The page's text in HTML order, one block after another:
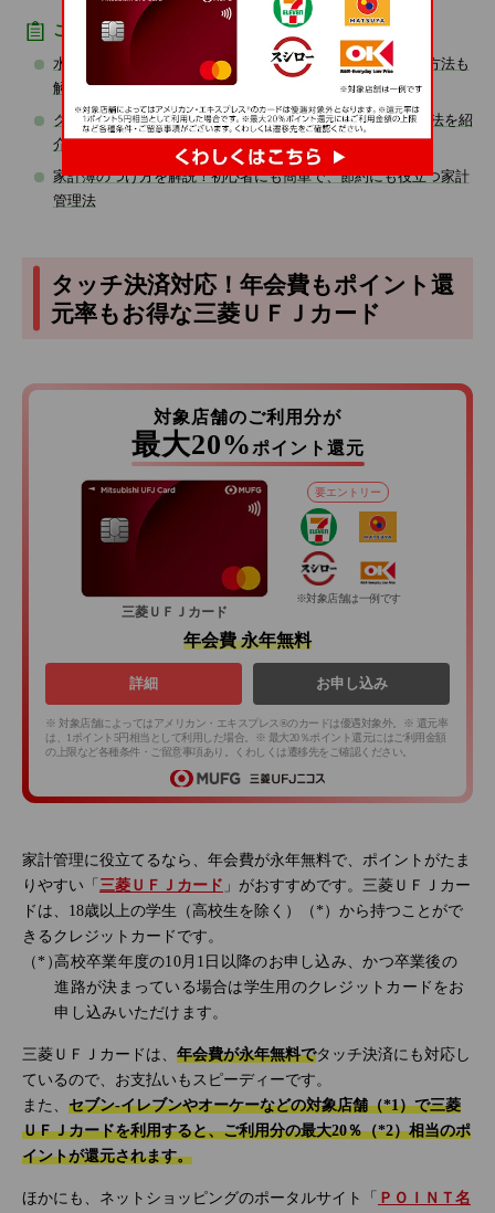
こちらもあわせてご確認ください
水道料金をクレジットカードで支払うメリットとは？変更方法も
解説
クレジットカードのWEB利用明細の見方やメリット、活用法を紹
介
家計簿のつけ方を解説！初心者にも簡単で、節約にも役立つ家計
管理法
タッチ決済対応！年会費もポイント還
元率もお得な三菱ＵＦＪカード
対象店舗のご利用分が
最大20% ポイント還元
三菱ＵＦＪカード
要エントリー
※対象店舗は一例です
年会費 永年無料
詳細 お申し込み
※ 対象店舗によってはアメリカン・エキスプレス®のカードは優遇対象外。※ 還元率
は、1ポイント5円相当として利用した場合。※ 最大20％ポイント還元にはご利用金額
の上限など各種条件・ご留意事項あり。くわしくは遷移先をご確認ください。
家計管理に役立てるなら、年会費が永年無料で、ポイントがたま
りやすい「 三菱ＵＦＪカード 」がおすすめです。三菱ＵＦＪカー
ドは、18歳以上の学生（高校生を除く）（*）から持つことがで
きるクレジットカードです。
高校卒業年度の10月1日以降のお申し込み、かつ卒業後の
進路が決まっている場合は学生用のクレジットカードをお
申し込みいただけます。
三菱ＵＦＪカードは、 年会費が永年無料でタッチ決済にも対応し
ているので、お支払いもスピーディーです。
また、 セブン‐イレブンやオーケーなどの対象店舗（*1）で三菱
ＵＦＪカードを利用すると、ご利用分の最大20％（*2）相当のポ
イントが還元されます。
ほかにも、ネットショッピングのポータルサイト「
ＰＯＩＮＴ名